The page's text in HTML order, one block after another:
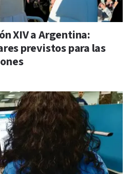
XIV a Argentina:
previstos para las